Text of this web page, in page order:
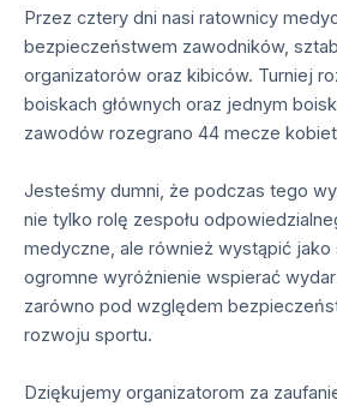
Przez cztery dni nasi ratownicy
bezpieczeństwem zawodników,
organizatorów oraz kibiców. Turniej
boiskach głównych oraz jednym
zawodów rozegrano 44 mecze
Jesteśmy dumni, że podczas tego
nie tylko rolę zespołu
medyczne, ale również wystąpić jako
ogromne wyróżnienie wspierać
zarówno pod względem
rozwoju sportu.
Dziękujemy organizatorom za